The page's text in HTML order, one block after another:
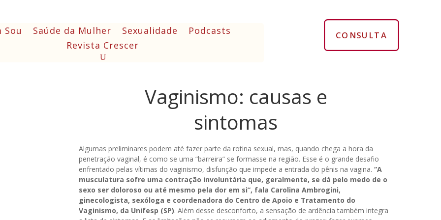
Sou Saúde da Mulher Sexualidade
Podcasts
Revista Crescer
CONSULTA
Vaginismo: causas e
sintomas
Algumas preliminares podem até fazer parte da rotina sexual, mas, quando chega a hora da
penetração vaginal, é como se uma “barreira” se formasse na região. Esse é o grande desafio
enfrentado pelas vítimas do vaginismo, disfunção que impede a entrada do pênis na vagina.“A
musculatura sofre uma contração involuntária que, geralmente, se dá pelo medo de o
sexo ser doloroso ou até mesmo pela dor em si”, fala Carolina Ambrogini,
ginecologista, sexóloga e coordenadora do Centro de Apoio e Tratamento do
Vaginismo, da Unifesp (SP). Além desse desconforto, a sensação de ardência também integra